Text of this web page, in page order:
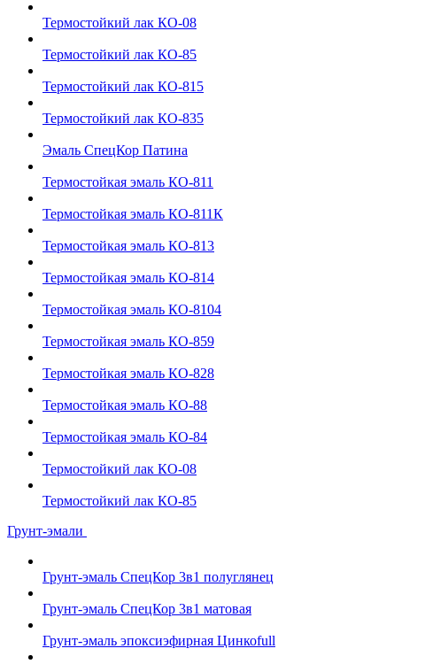
Термостойкий лак КО-08
Термостойкий лак КО-85
Термостойкий лак КО-815
Термостойкий лак КО-835
Эмаль СпецКор Патина
Термостойкая эмаль КО-811
Термостойкая эмаль КО-811К
Термостойкая эмаль КО-813
Термостойкая эмаль КО-814
Термостойкая эмаль КО-8104
Термостойкая эмаль КО-859
Термостойкая эмаль КО-828
Термостойкая эмаль КО-88
Термостойкая эмаль КО-84
Термостойкий лак КО-08
Термостойкий лак КО-85
Грунт-эмали
Грунт-эмаль СпецКор 3в1 полуглянец
Грунт-эмаль СпецКор 3в1 матовая
Грунт-эмаль эпоксиэфирная Цинкоfull